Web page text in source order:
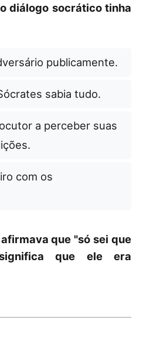
diálogo socrático tinha
publicamente.
sabia tudo.
a perceber suas
com os
que "só sei que
que ele era